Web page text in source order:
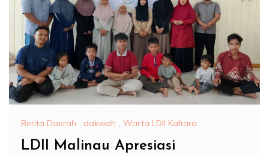
Berita Daerah , dakwah , Warta LDII Kaltara
LDII Malinau Apresiasi